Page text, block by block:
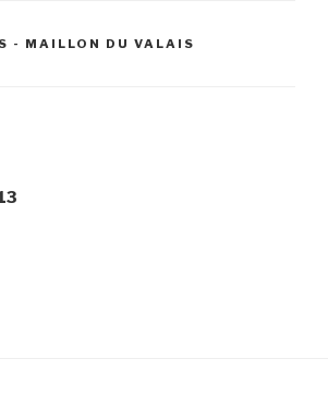
- MAILLON DU VALAIS